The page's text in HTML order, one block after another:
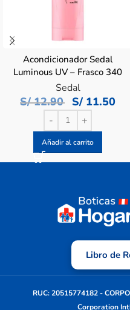
Acondicionador Sedal
Luminous UV – Frasco 340
ML
Sedal
S/12.90 S/ 11.50
Añadir al carrito
Libro de
RUC: 20515774182 -
Corporation